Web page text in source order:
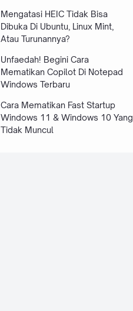
Mengatasi HEIC Tidak Bisa
Dibuka Di Ubuntu, Linux Mint,
Atau Turunannya?
Unfaedah! Begini Cara
Mematikan Copilot Di Notepad
Windows Terbaru
Cara Mematikan Fast Startup
Windows 11 & Windows 10 Yang
Tidak Muncul